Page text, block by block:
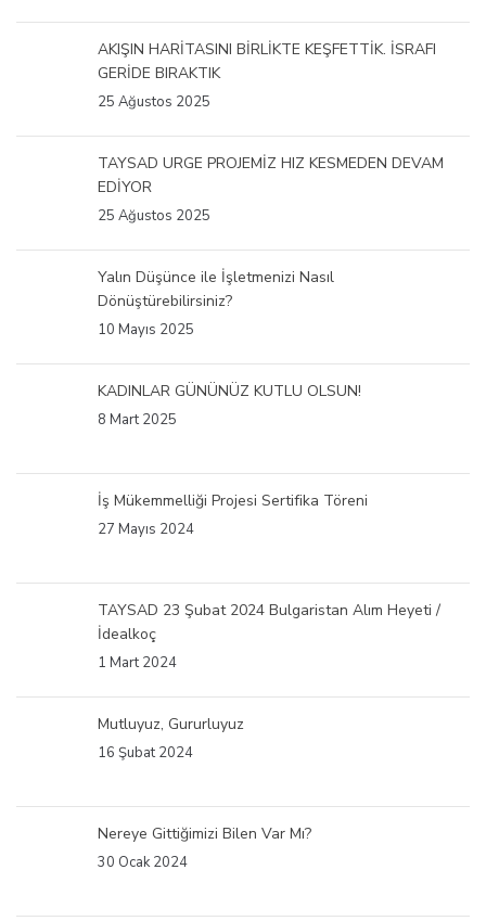
AKIŞIN HARİTASINI BİRLİKTE KEŞFETTİK. İSRAFI
GERİDE BIRAKTIK
25 Ağustos 2025
TAYSAD URGE PROJEMİZ HIZ KESMEDEN DEVAM
EDİYOR
25 Ağustos 2025
Yalın Düşünce ile İşletmenizi Nasıl
Dönüştürebilirsiniz?
10 Mayıs 2025
KADINLAR GÜNÜNÜZ KUTLU OLSUN!
8 Mart 2025
İş Mükemmelliği Projesi Sertifika Töreni
27 Mayıs 2024
TAYSAD 23 Şubat 2024 Bulgaristan Alım Heyeti /
İdealkoç
1 Mart 2024
Mutluyuz, Gururluyuz
16 Şubat 2024
Nereye Gittiğimizi Bilen Var Mı?
30 Ocak 2024